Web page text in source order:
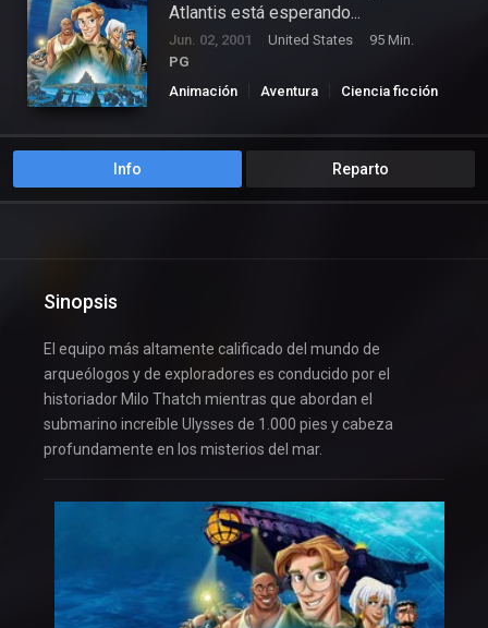
Atlantis está esperando...
Jun. 02, 2001 United States
95 Min.
PG
Animación
Aventura
Ciencia ficción
Info Reparto
Sinopsis
El equipo más altamente calificado del mundo de
arqueólogos y de exploradores es conducido por el
historiador Milo Thatch mientras que abordan el
submarino increíble Ulysses de 1.000 pies y cabeza
profundamente en los misterios del mar.